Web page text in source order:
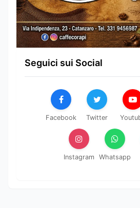
Seguici sui Social
Facebook Twitter
Instagram Whatsapp